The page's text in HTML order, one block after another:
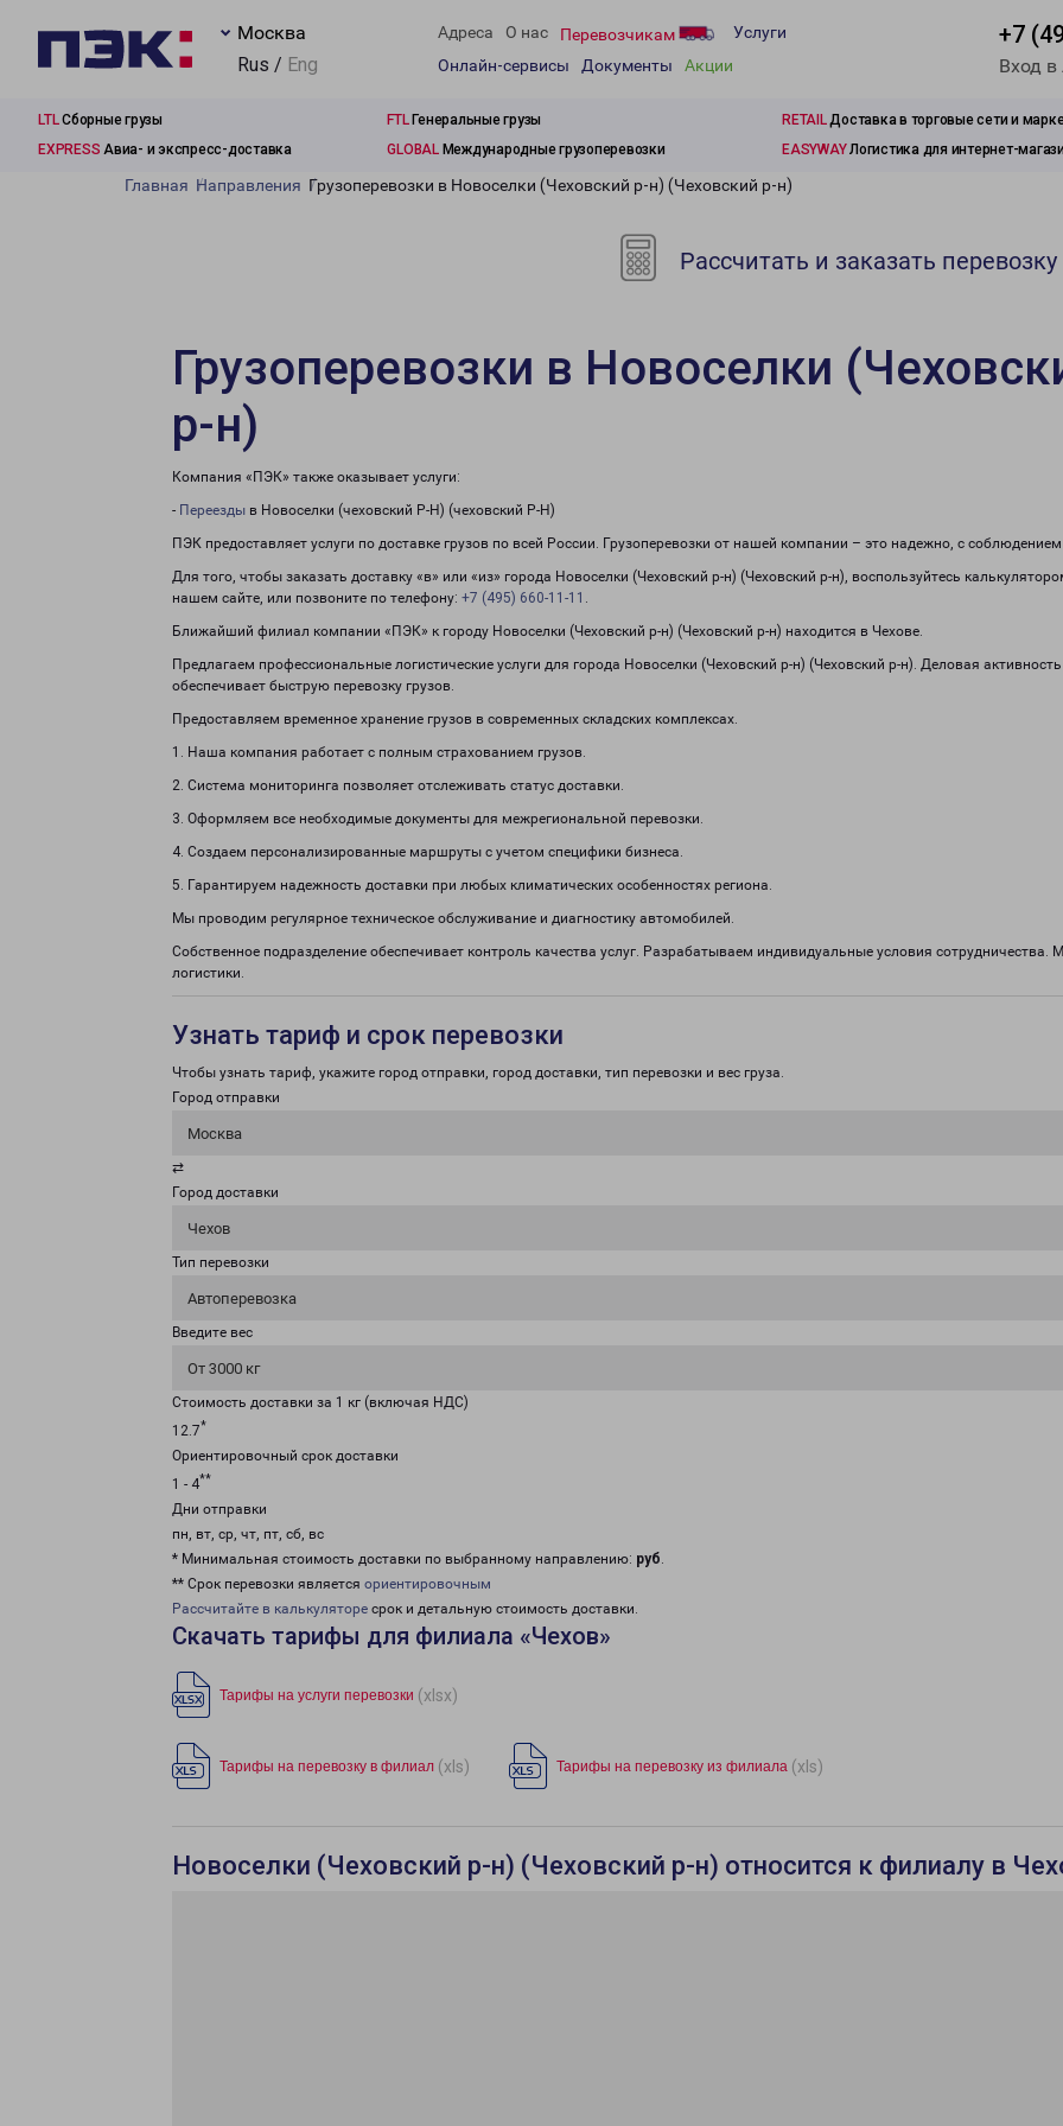
Москва
Rus / Eng
Адреса О нас Перевозчикам
Услуги
Онлайн-сервисы
Документы Акции
+7
Вход
LTLСборные грузы FTLГенеральные грузы RETAILДоставка в торговые сети и
EXPRESS Авиа- и экспресс-доставка GLOBALМеждународные грузоперевозки EASYWAYЛогистика для интернет-
Главная Направления Грузоперевозки в Новоселки (Чеховский р-н) (Чеховский р-н)
Рассчитать и заказать перевозку
Грузоперевозки в Новоселки
р-н)
Компания «ПЭК» также оказывает услуги:
- Переезды в Новоселки (чеховский Р-Н) (чеховский Р-Н)
ПЭК предоставляет услуги по доставке грузов по всей России. Грузоперевозки от нашей компании – это надежно, с
Для того, чтобы заказать доставку «в» или «из» города Новоселки (Чеховский р-н) (Чеховский р-н), воспользуйтесь
нашем сайте, или позвоните по телефону: +7 (495) 660-11-11 .
Ближайший филиал компании «ПЭК» к городу Новоселки (Чеховский р-н) (Чеховский р-н) находится в Чехове.
Предлагаем профессиональные логистические услуги для города Новоселки (Чеховский р-н) (Чеховский р-н). Деловая
обеспечивает быструю перевозку грузов.
Предоставляем временное хранение грузов в современных складских комплексах.
1. Наша компания работает с полным страхованием грузов.
2. Система мониторинга позволяет отслеживать статус доставки.
3. Оформляем все необходимые документы для межрегиональной перевозки.
4. Создаем персонализированные маршруты с учетом специфики бизнеса.
5. Гарантируем надежность доставки при любых климатических особенностях региона.
Мы проводим регулярное техническое обслуживание и диагностику автомобилей.
Собственное подразделение обеспечивает контроль качества услуг. Разрабатываем индивидуальные условия сотрудничества.
логистики.
Узнать тариф и срок перевозки
Чтобы узнать тариф, укажите город отправки, город доставки, тип перевозки и вес груза.
Город отправки
Москва
⇄
Город доставки
Чехов
Тип перевозки
Автоперевозка
Введите вес
От 3000 кг
Стоимость доставки за 1 кг (включая НДС)
12.7*
Ориентировочный срок доставки
1 - 4**
Дни отправки
пн, вт, ср, чт, пт, сб, вс
* Минимальная стоимость доставки по выбранному направлению: руб.
** Срок перевозки является ориентировочным
Рассчитайте в калькуляторе срок и детальную стоимость доставки.
Скачать тарифы для филиала «Чехов»
Тарифы на услуги перевозки (xlsx)
Тарифы на перевозку в филиал (xls) Тарифы на перевозку из филиала (xls)
Новоселки (Чеховский р-н) (Чеховский р-н) относится к филиалу в